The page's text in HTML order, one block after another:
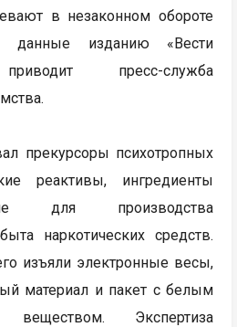
в незаконном обороте
данные изданию «Вести
пресс-служба
прекурсоры психотропных
реактивы, ингредиенты
для производства
наркотических средств.
изъяли электронные весы,
материал и пакет с белым
веществом. Экспертиза